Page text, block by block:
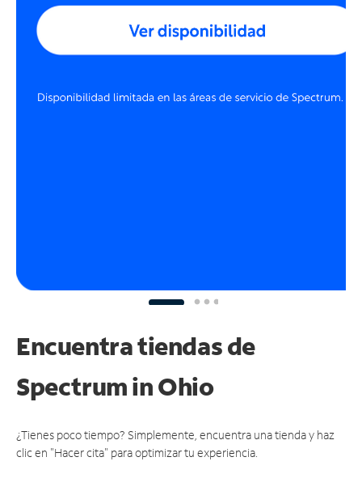
Encuentra tiendas de
Spectrumin Ohio
¿Tienes poco tiempo? Simplemente, encuentra una tienda y haz
clic en "Hacer cita" para optimizar tu experiencia.